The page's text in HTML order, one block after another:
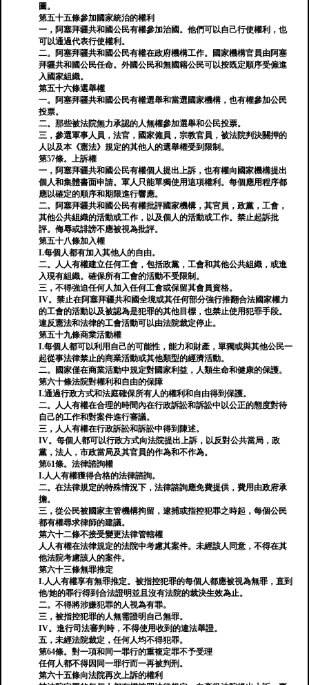
圖。
第五十五條參加國家統治的權利
一，阿塞拜疆共和國公民有權參加治國。他們可以自己行使權利，也
可以通過代表行使權利。
二。阿塞拜疆共和國公民有權在政府機構工作。國家機構官員由阿塞
拜疆共和國公民任命​​。外國公民和無國籍公民可以按既定順序受僱進
入國家組織。
第五十六條選舉權
一。阿塞拜疆共和國公民有權選舉和當選國家機構，也有權參加公民
投票。
二。那些被法院無力承認的人無權參加選舉和公民投票。
三，參選軍事人員，法官，國家僱員，宗教官員，被法院判決關押的
人以及本《憲法》規定的其他人的選舉權受到限制。
第57條。上訴權
一，阿塞拜疆共和國公民有權個人提出上訴，也有權向國家機構提出
個人和集體書面申請。軍人只能單獨使用這項權利。每個應用程序都
應以確定的順序和期限進行響應。
二。阿塞拜疆共和國公民有權批評國家機構，其官員，政黨，工會，
其他公共組織的活動或工作，以及個人的活動或工作。禁止起訴批
評。侮辱或誹謗不應被視為批評。
第五十八條加入權
I.每個人都有加入其他人的自由。
二。人人有權建立任何工會，包括政黨，工會和其他公共組織，或進
入現有組織。確保所有工會的活動不受限制。
三，不得強迫任何人加入任何工會或保留其會員資格。
IV。禁止在阿塞拜疆共和國全境或其任何部分強行推翻合法國家權力
的工會的活動以及被認為是犯罪的其他目標，也禁止使用犯罪手段。
違反憲法和法律的工會活動可以由法院裁定停止。
第五十九條商業活動權
I.每個人都可以利用自己的可能性，能力和財產，單獨或與其他公民一
起從事法律禁止的商業活動或其他類型的經濟活動。
二。國家僅在商業活動中規定對國家利益，人類生命和健康的保護。
第六十條法院對權利和自由的保障
I.通過行政方式和法庭確保所有人的權利和自由得到保護。
二。人人有權在合理的時間內在行政訴訟和訴訟中以公正的態度對待
自己的工作和對案件進行審議。
三，人人有權在行政訴訟和訴訟中得到陳述。
IV。每個人都可以行政方式向法院提出上訴，以反對公共當局，政
黨，法人，市政當局及其官員的作為和不作為。
第61條。法律諮詢權
I.人人有權獲得合格的法律諮詢。
二。在法律規定的特殊情況下，法律諮詢應免費提供，費用由政府承
擔。
三，從公民被國家主管機構拘留，逮捕或指控犯罪之時起，每個公民
都有權尋求律師的建議。
第六十二條不接受變更法律管轄權
人人有權在法律規定的法院中考慮其案件。未經該人同意，不得在其
他法院考慮該人的案件。
第六十三條無罪推定
I.人人有權享有無罪推定。被指控犯罪的每個人都應被視為無罪，直到
他/她的罪行得到合法證明並且沒有法院的裁決生效為止。
二。不得將涉嫌犯罪的人視為有罪。
三，被指控犯罪的人無需證明自己無罪。
IV。進行司法審判時，不得使用收到的違法舉證。
五，未經法院裁定，任何人均不得犯罪。
第64條。對一項和同一罪行的重複定罪不予受理
任何人都不得因同一罪行而一再被判刑。
第六十五條向法院再次上訴的權利